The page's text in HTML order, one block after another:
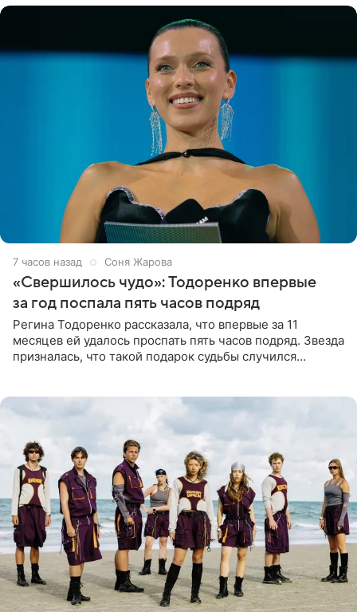
7 часов назад Соня Жарова
«Свершилось чудо»: Тодоренко впервые
за год поспала пять часов подряд
Регина Тодоренко рассказала, что впервые за 11
месяцев ей удалось проспать пять часов подряд. Звезда
призналась, что такой подарок судьбы случился